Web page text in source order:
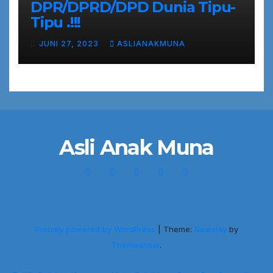
DPR/DPRD/DPD Dunia Tipu-
Tipu .!!!
JUNI 27, 2023 ASLIANAKMUNA
Asli Anak Muna
Proudly powered by WordPress Theme: Newslay by
Themeansar.